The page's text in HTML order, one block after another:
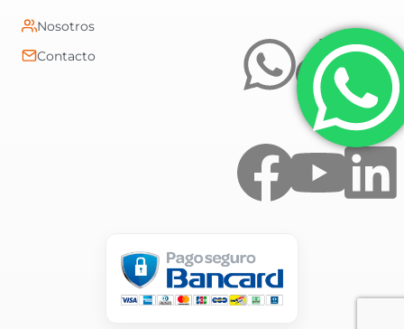
Nosotros
Contacto